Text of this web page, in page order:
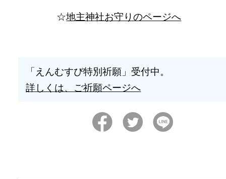
☆地主神社お守りのページへ
「えんむすび特別祈願」受付中。
詳しくは、ご祈願ページへ